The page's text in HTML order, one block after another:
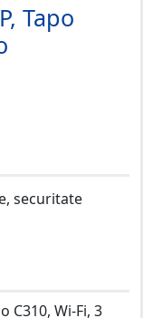
Tapo
securitate
C310, Wi-Fi, 3